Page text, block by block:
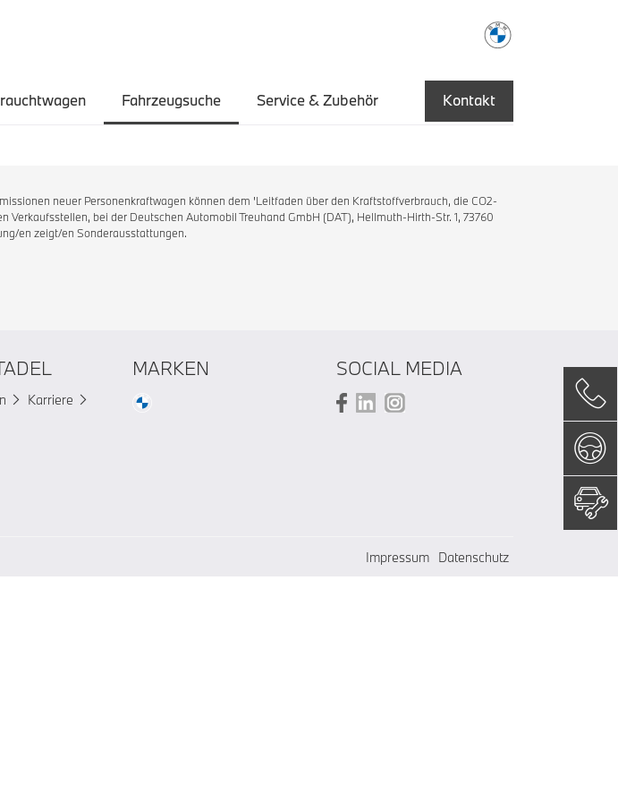
Fahrzeugsuche Service & Zubehör Kontakt
neuer Personenkraftwagen können dem 'Leitfaden über den Kraftstoffverbrauch, die CO2-
bei der Deutschen Automobil Treuhand GmbH (DAT), Hellmuth-Hirth-Str. 1, 73760
en zeigt/en Sonderausstattungen.
Karriere
MARKEN SOCIAL MEDIA
Impressum Datenschutz